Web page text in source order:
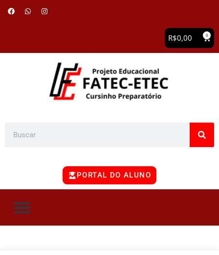
R$0,00 0
PORTAL DO ALUNO